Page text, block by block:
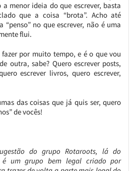
menor ideia do que escrever, basta
que a coisa “brota”. Acho até
“penso” no que escrever, não é uma
flui.
fazer por muito tempo, e é o que vou
outra, sabe? Quero escrever posts,
escrever livros, quero escrever,
das coisas que já quis ser, quero
de vocês!
do grupo Rotaroots, lá do
é um grupo bem legal criado por